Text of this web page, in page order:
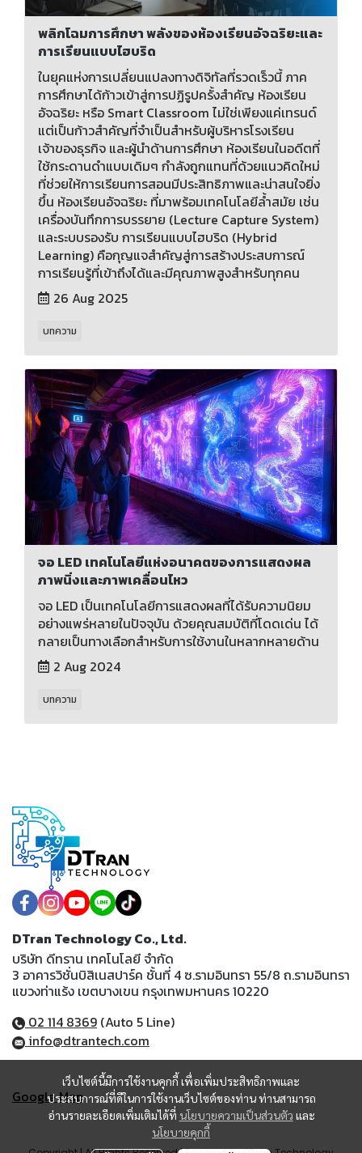
พลิกโฉมการศึกษา พลังของห้องเรียนอัจฉริยะและ
การเรียนแบบไฮบริด
ในยุคแห่งการเปลี่ยนแปลงทางดิจิทัลที่รวดเร็วนี้ ภาค
การศึกษาได้ก้าวเข้าสู่การปฏิรูปครั้งสำคัญ ห้องเรียน
อัจฉริยะ หรือ Smart Classroom ไม่ใช่เพียงแค่เทรนด์
แต่เป็นก้าวสำคัญที่จำเป็นสำหรับผู้บริหารโรงเรียน
เจ้าของธุรกิจ และผู้นำด้านการศึกษา ห้องเรียนในอดีตที่
ใช้กระดานดำแบบเดิมๆ กำลังถูกแทนที่ด้วยแนวคิดใหม่
ที่ช่วยให้การเรียนการสอนมีประสิทธิภาพและน่าสนใจยิ่ง
ขึ้น ห้องเรียนอัจฉริยะ ที่มาพร้อมเทคโนโลยีล้ำสมัย เช่น
เครื่องบันทึกการบรรยาย (Lecture Capture System)
และระบบรองรับ การเรียนแบบไฮบริด (Hybrid
Learning) คือกุญแจสำคัญสู่การสร้างประสบการณ์
การเรียนรู้ที่เข้าถึงได้และมีคุณภาพสูงสำหรับทุกคน
26 Aug 2025
บทความ
จอ LED เทคโนโลยีแห่งอนาคตของการแสดงผล
ภาพนิ่งและภาพเคลื่อนไหว
จอ LED เป็นเทคโนโลยีการแสดงผลที่ได้รับความนิยม
อย่างแพร่หลายในปัจจุบัน ด้วยคุณสมบัติที่โดดเด่น ได้
กลายเป็นทางเลือกสำหรับการใช้งานในหลากหลายด้าน
2 Aug 2024
บทความ
เว็บไซต์นี้มีการใช้งานคุกกี้ เพื่อเพิ่มประสิทธิภาพและ
ประสบการณ์ที่ดีในการใช้งานเว็บไซต์ของท่าน ท่านสามารถ
อ่านรายละเอียดเพิ่มเติมได้ที่ นโยบายความเป็นส่วนตัว และ
นโยบายคุกกี้
DTran Technology Co., Ltd.
บริษัท ดีทราน เทคโนโลยี จำกัด
3 อาคารวิชั่นบิสิเนสปาร์ค ชั้นที่ 4 ซ.รามอินทรา 55/8 ถ.รามอินทรา
แขวงท่าแร้ง เขตบางเขน กรุงเทพมหานคร 10220
02 114 8369 (Auto 5 Line)
info@dtrantech.com
Google Map